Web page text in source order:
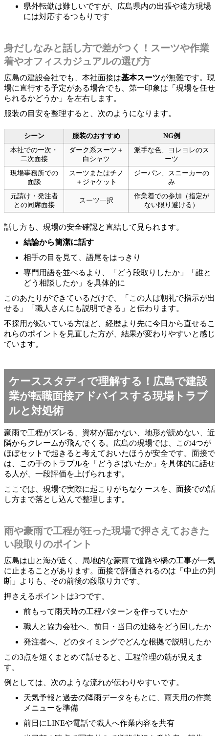
県外転勤は難しいですが、広島県内の出張や遠方現場
には対応するつもりです
身だしなみと話し方で差がつく！スーツや作業
着やオフィスカジュアルの選び方
広島の建設会社でも、本社面接は基本スーツが無難です。現
場に直行する予定がある場合でも、第一印象は「現場を任せ
られるかどうか」を左右します。
服装の目安を整理すると、次のようになります。
シーン 服装のおすすめ
NG例
本社での一次・
二次面接
ダーク系スーツ＋
白シャツ
派手な色、ヨレヨレのス
ーツ
現場事務所での
面談
スーツまたはチノ
＋ジャケット
ジーパン、スニーカーの
み
元請け・発注者
との同席面接
スーツ一択
作業着での参加（指定が
ない限り避ける）
話し方も、現場の安全確認と直結して見られます。
結論から簡潔に話す
相手の目を見て、語尾をはっきり
専門用語を並べるより、「どう段取りしたか」「誰と
どう相談したか」を具体的に
このあたりができているだけで、「この人は朝礼で指示が出
せる」「職人さんにも説明できる」と伝わります。
不採用が続いている方ほど、経歴より先に今日から直せるこ
れらのポイントを見直した方が、結果が変わりやすいと感じ
ています。
ケーススタディで理解する！広島で建設
業が転職面接アドバイスする現場トラブ
ルと対処術
豪雨で工程がズレる、資材が届かない、地形が読めない、近
隣からクレームが飛んでくる。広島の現場では、この4つが
ほぼセットで起きると考えておいたほうが安全です。面接で
は、この手のトラブルを「どうさばいたか」を具体的に話せ
る人が、一段評価を上げられます。
ここでは、現場で実際に起こりがちなケースを、面接での話
し方まで落とし込んで整理します。
雨や豪雨で工程が狂った現場で押さえておきた
い段取りのポイント
広島は山と海が近く、局地的な豪雨で道路や橋の工事が一気
に止まることがあります。面接で評価されるのは「中止の判
断」よりも、その前後の段取り力です。
押さえるポイントは3つです。
前もって雨天時の工程パターンを作っていたか
職人と協力会社へ、前日・当日の連絡をどう回したか
発注者へ、どのタイミングでどんな根拠で説明したか
この3点を短くまとめて話せると、工程管理の筋が見えま
す。
例としては、次のような流れが伝わりやすいです。
天気予報と過去の降雨データをもとに、雨天用の作業
メニューを準備
前日にLINEや電話で職人へ作業内容を共有